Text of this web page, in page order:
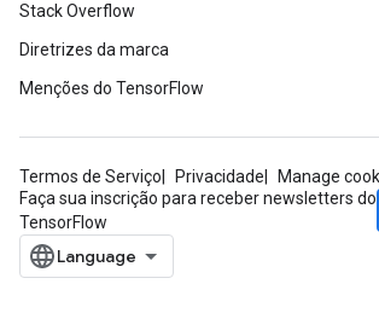
Stack Overflow
Diretrizes da marca
Menções do TensorFlow
Termos de Serviço Privacidade
Manage
Faça sua inscrição para receber newsletters do
TensorFlow